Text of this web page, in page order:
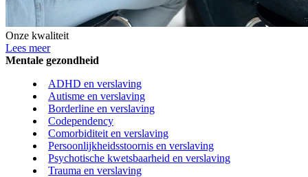
Onze kwaliteit
Lees meer
Mentale gezondheid
ADHD en verslaving
Autisme en verslaving
Borderline en verslaving
Codependency
Comorbiditeit en verslaving
Persoonlijkheidsstoornis en verslaving
Psychotische kwetsbaarheid en verslaving
Trauma en verslaving